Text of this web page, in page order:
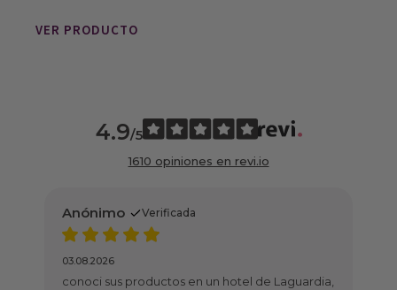
VER PRODUCTO
4.9/5
1610 opiniones en revi.io
en un hotel de Laguardia,